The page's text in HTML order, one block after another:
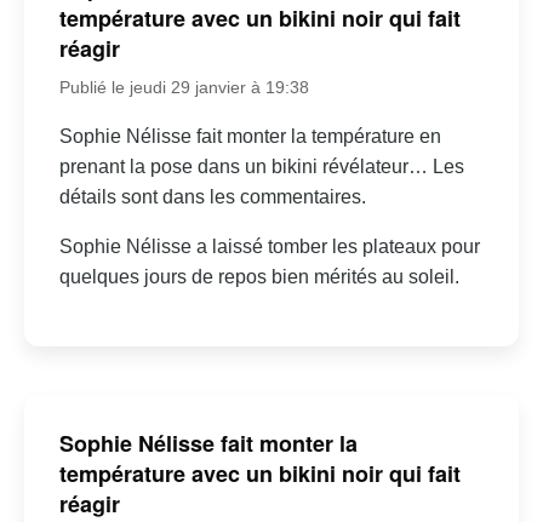
température avec un bikini noir qui fait
réagir
Publié le jeudi 29 janvier à 19:38
Sophie Nélisse fait monter la température en
prenant la pose dans un bikini révélateur… Les
détails sont dans les commentaires.
Sophie Nélisse a laissé tomber les plateaux pour
quelques jours de repos bien mérités au soleil.
Sophie Nélisse fait monter la
température avec un bikini noir qui fait
réagir